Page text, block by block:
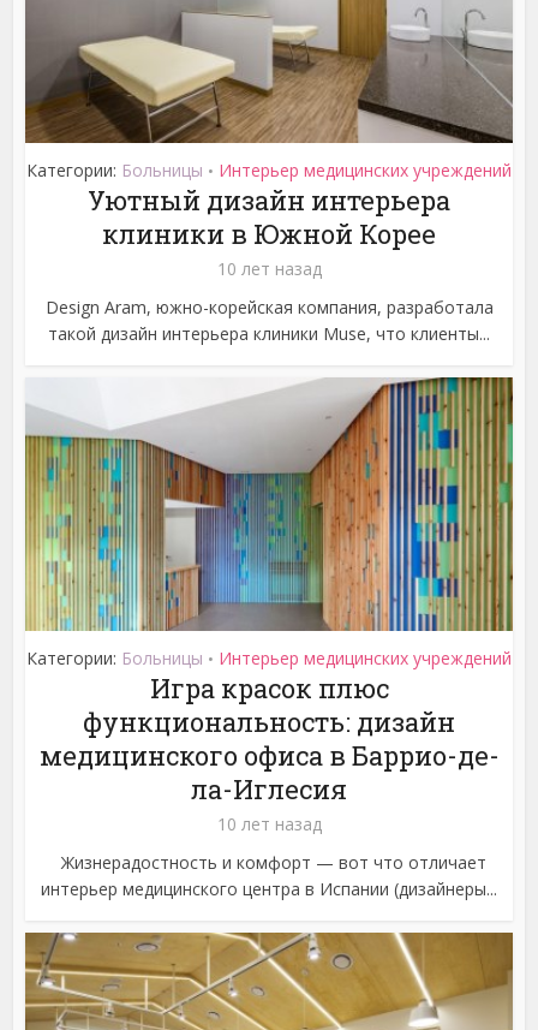
Категории: Больницы • Интерьер медицинских учреждений
Уютный дизайн интерьера
клиники в Южной Корее
10 лет назад
Design Aram, южно-корейская компания, разработала
такой дизайн интерьера клиники Muse, что клиенты...
Категории: Больницы • Интерьер медицинских учреждений
Игра красок плюс
функциональность: дизайн
медицинского офиса в Баррио-де-
ла-Иглесия
10 лет назад
Жизнерадостность и комфорт — вот что отличает
интерьер медицинского центра в Испании (дизайнеры...